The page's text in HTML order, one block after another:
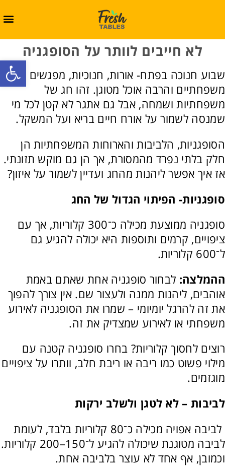
לא חייבים לוותר על הסופגניה
שבוע חנוכה בפתח- אורות, חנוכיות, מפגשים
משפחתיים והרבה אוכל מטוגן. זהו חג של
משפחתיות ושמחה, אבל גם אתגר לא קטן לכל מי
שמנסה לשמור על אורח חיים בריא ועל המשקל.
הסופגניות, הלביבות והארוחות המשפחתיות הן
חלק בלתי נפרד מהמסורת, אך הן גם מוקש תזונתי.
אז איך אפשר ליהנות מהחג ועדיין לשמור על איזון?
סופגניות- הפיתוי הגדול של החג
סופגניה ממוצעת מכילה כ־300 קלוריות, אך עם
ציפויים, קרמים ותוספות היא יכולה להגיע גם
ל־600 קלוריות.
ההמלצה: לבחור סופגניה אחת שאתם באמת
אוהבים, ליהנות ממנה ולעצור שם. אין צורך להפוך
את זה להרגל יומיומי – שמרו את הסופגניה לאירוע
משפחתי או לאירוע שמצדיק את זה.
רוצים לחסוך קלוריות? בחרו סופגניה קטנה עם
מילוי פשוט כמו ריבה או ריבת חלב, וותרו על ציפויים
מוגזמים.
לביבות – לא לטגן ולשלב ירקות
לביבה אפויה מכילה כ־80 קלוריות בלבד, לעומת
לביבה מטוגנת שיכולה להגיע ל־150–200 קלוריות.
וכמובן, אף אחד לא עוצר בלביבה אחת.